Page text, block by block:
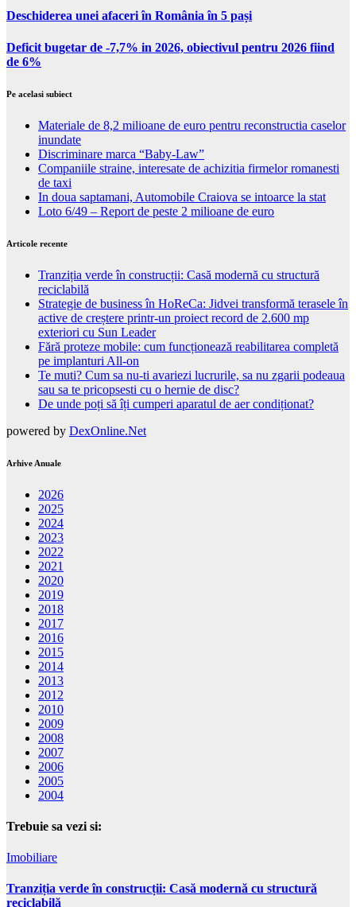
Deschiderea unei afaceri în România în 5 pași
Deficit bugetar de -7,7% in 2026, obiectivul pentru 2026 fiind
de 6%
Pe acelasi subiect
Materiale de 8,2 milioane de euro pentru reconstructia caselor
inundate
Discriminare marca “Baby-Law”
Companiile straine, interesate de achizitia firmelor romanesti
de taxi
In doua saptamani, Automobile Craiova se intoarce la stat
Loto 6/49 – Report de peste 2 milioane de euro
Articole recente
Tranziția verde în construcții: Casă modernă cu structură
reciclabilă
Strategie de business în HoReCa: Jidvei transformă terasele în
active de creștere printr-un proiect record de 2.600 mp
exteriori cu Sun Leader
Fără proteze mobile: cum funcționează reabilitarea completă
pe implanturi All-on
Te muti? Cum sa nu-ti avariezi lucrurile, sa nu zgarii podeaua
sau sa te pricopsesti cu o hernie de disc?
De unde poți să îți cumperi aparatul de aer condiționat?
powered by DexOnline.Net
Arhive Anuale
2026
2025
2024
2023
2022
2021
2020
2019
2018
2017
2016
2015
2014
2013
2012
2010
2009
2008
2007
2006
2005
2004
Trebuie sa vezi si:
Imobiliare
Tranziția verde în construcții: Casă modernă cu structură
reciclabilă